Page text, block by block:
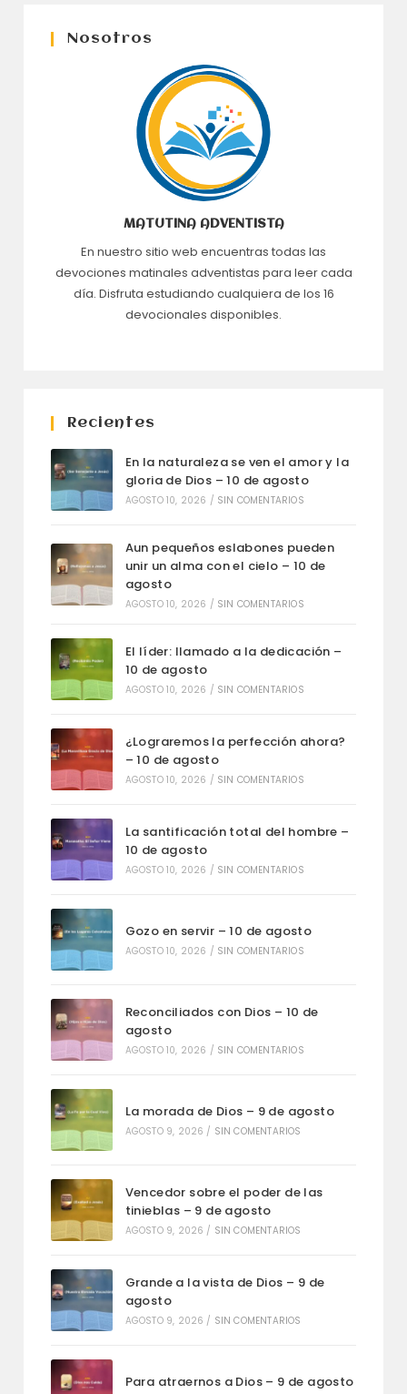
Nosotros
MATUTINA ADVENTISTA
En nuestro sitio web encuentras todas las
devociones matinales adventistas para leer cada
día. Disfruta estudiando cualquiera de los 16
devocionales disponibles.
Recientes
En la naturaleza se ven el amor y la
gloria de Dios – 10 de agosto
AGOSTO 10, 2026 / SIN COMENTARIOS
Aun pequeños eslabones pueden
unir un alma con el cielo – 10 de
agosto
AGOSTO 10, 2026 / SIN COMENTARIOS
El líder: llamado a la dedicación –
10 de agosto
AGOSTO 10, 2026 / SIN COMENTARIOS
¿Lograremos la perfección ahora?
– 10 de agosto
AGOSTO 10, 2026 / SIN COMENTARIOS
La santificación total del hombre –
10 de agosto
AGOSTO 10, 2026 / SIN COMENTARIOS
Gozo en servir – 10 de agosto
AGOSTO 10, 2026 / SIN COMENTARIOS
Reconciliados con Dios – 10 de
agosto
AGOSTO 10, 2026 / SIN COMENTARIOS
La morada de Dios – 9 de agosto
AGOSTO 9, 2026 / SIN COMENTARIOS
Vencedor sobre el poder de las
tinieblas – 9 de agosto
AGOSTO 9, 2026 / SIN COMENTARIOS
Grande a la vista de Dios – 9 de
agosto
AGOSTO 9, 2026 / SIN COMENTARIOS
Para atraernos a Dios – 9 de agosto